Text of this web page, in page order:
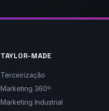
TAYLOR-MADE
Terceirização
Marketing 360º
Marketing Industrial